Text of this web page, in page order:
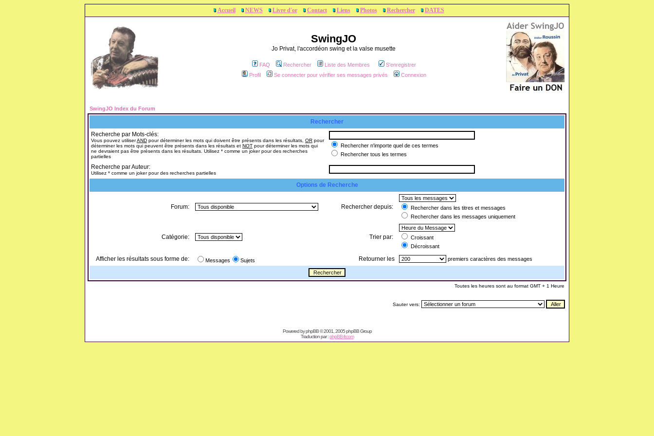
Accueil NEWS Livre d'or Contact Liens Photos Rechercher DATES
SwingJO
Jo Privat, l'accordéon swing et la valse musette
FAQ Rechercher Liste des Membres
S'enregistrer
Profil
Se connecter pour vérifier ses messages privés Connexion
SwingJO Index du Forum
Rechercher
Recherche par Mots-clés:
Vous pouvez utiliserAND pour déterminer les mots qui doivent être présents dans les résultats, OR pour
déterminer les mots qui peuvent être présents dans les résultats et NOT pour déterminer les mots qui
ne devraient pas être présents dans les résultats. Utilisez * comme un joker pour des recherches
partielles
Rechercher n'importe quel de ces termes
Rechercher tous les termes
Recherche par Auteur:
Utilisez * comme un joker pour des recherches partielles
Options de Recherche
Forum: Rechercher depuis:
Rechercher dans les titres et messages
Rechercher dans les messages uniquement
Catégorie: Trier par:
Croissant
Décroissant
Afficher les résultats sous forme de: Messages Sujets Retourner les premiers caractères des messages
Toutes les heures sont au format GMT + 1 Heure
Sauter vers:
Powered byphpBB© 2001, 2005 phpBB Group
Traduction par :phpBB-fr.com